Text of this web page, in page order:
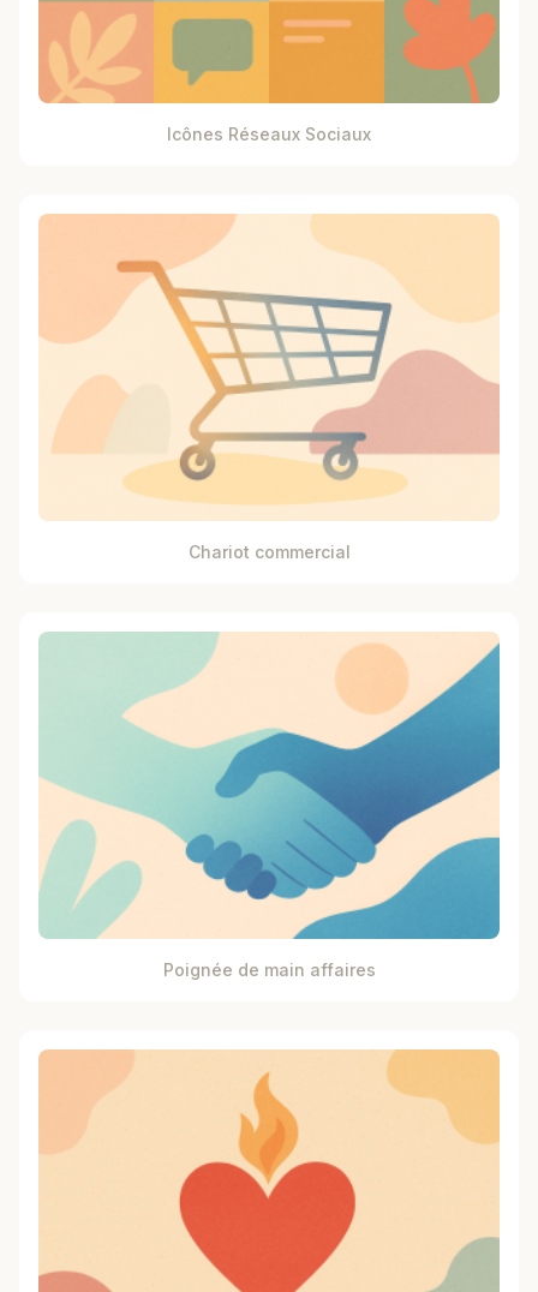
Icônes Réseaux Sociaux
Chariot commercial
Poignée de main affaires